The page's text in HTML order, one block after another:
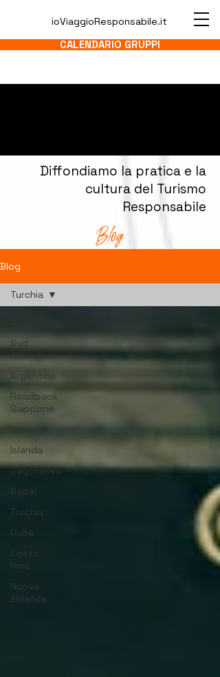
ioViaggioResponsabile.it
CALENDARIO GRUPPI
Diffondiamo la pratica e la
cultura del Turismo
Responsabile
Blog
Blog
Sud
America
Argentina
Roadbook
Giappone
Norvegia
Islanda
Seychelles
Nepal
Turchia
Cuba
Costa
Rica
Nuova
Zelanda
Turchia